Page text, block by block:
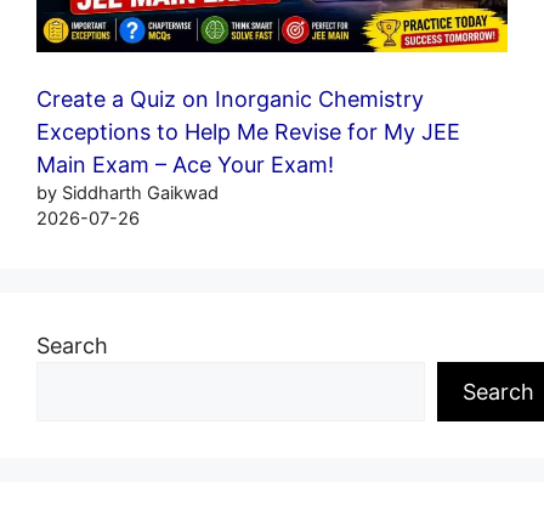
Create a Quiz on Inorganic Chemistry
Exceptions to Help Me Revise for My JEE
Main Exam – Ace Your Exam!
by Siddharth Gaikwad
2026-07-26
Search
Search